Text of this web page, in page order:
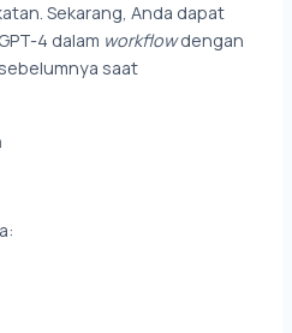
Sekarang, Anda dapat
4 dalam workflowdengan
saat